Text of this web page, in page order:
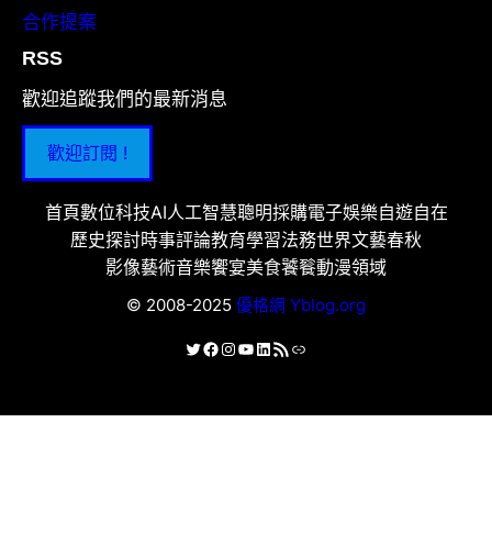
合作提案
RSS
歡迎追蹤我們的最新消息
歡迎訂閱 !
首頁數位科技AI人工智慧聰明採購電子娛樂自遊自在
歷史探討時事評論教育學習法務世界文藝春秋
影像藝術音樂饗宴美食饕餮動漫領域
© 2008-2025 優格網 Yblog.org
X Facebook
Instagram
YouTube
LinkedIn
RSS 資訊提供連結